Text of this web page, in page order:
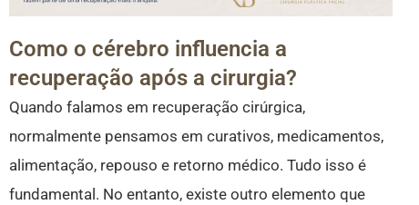
Como o cérebro influencia a
recuperação após a cirurgia?
Quando falamos em recuperação cirúrgica,
normalmente pensamos em curativos, medicamentos,
alimentação, repouso e retorno médico. Tudo isso é
fundamental. No entanto, existe outro elemento que